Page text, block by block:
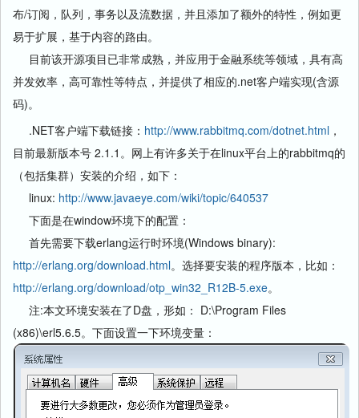
布/订阅，队列，事务以及流数据，并且添加了额外的特性，例如更
易于扩展，基于内容的路由。
目前该开源项目已非常成熟，并应用于金融系统等领域，具有高
并发效率，高可靠性等特点，并提供了相应的.net客户端实现(含源
码)。
.NET客户端下载链接： http://www.rabbitmq.com/dotnet.html ，
目前最新版本号 2.1.1。网上有许多关于在linux平台上的rabbitmq的
（包括集群）安装的介绍，如下：
linux: http://www.javaeye.com/wiki/topic/640537
下面是在window环境下的配置：
首先需要下载erlang运行时环境(Windows binary):
http://erlang.org/download.html。选择要安装的程序版本，比如：
http://erlang.org/download/otp_win32_R12B-5.exe。
注:本文环境安装在了D盘，形如： D:\Program Files
(x86)\erl5.6.5。下面设置一下环境变量：